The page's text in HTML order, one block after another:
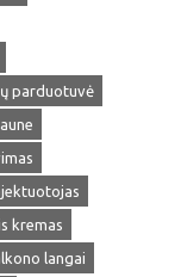
parduotuvė
kremas
langai